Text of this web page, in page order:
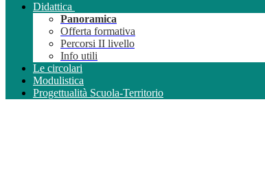
Didattica
Panoramica
Offerta formativa
Percorsi II livello
Info utili
Le circolari
Modulistica
Progettualità Scuola-Territorio